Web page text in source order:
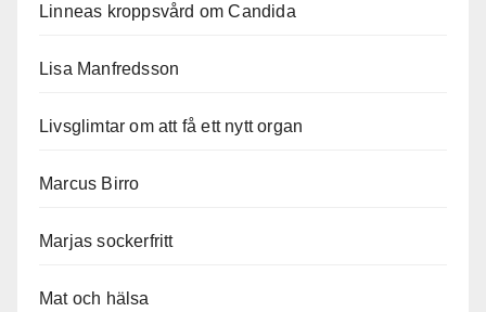
Linneas kroppsvård om Candida
Lisa Manfredsson
Livsglimtar om att få ett nytt organ
Marcus Birro
Marjas sockerfritt
Mat och hälsa